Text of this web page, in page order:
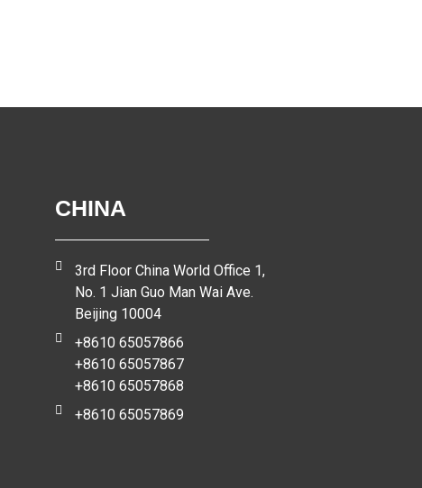
CHINA
3rd Floor China World Office 1,
No. 1 Jian Guo Man Wai Ave.
Beijing 10004
+8610 65057866
+8610 65057867
+8610 65057868
+8610 65057869